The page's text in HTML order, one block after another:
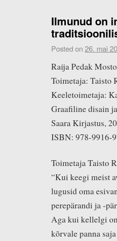
Ilmunud on
Posted on26. mai
Raija Pedak
Toimetaja: Taisto
Keeletoimetaja:
Graafiline disain
Saara Kirjastus,
ISBN: 978-9916-
Toimetaja Taisto
“Kui keegi meist
lugusid oma
perepärandi ja -
Aga kui kellelgi
kõrvale panna